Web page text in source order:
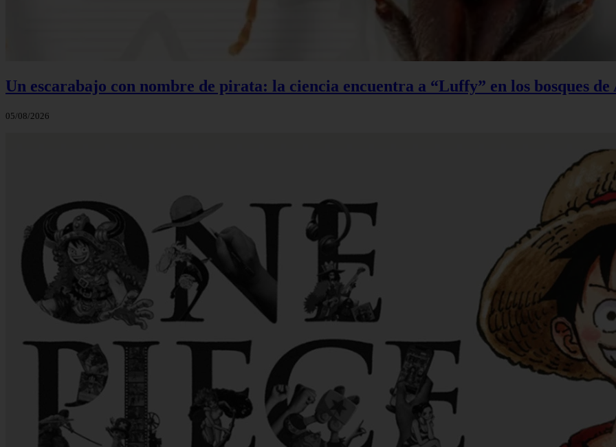
Un escarabajo con nombre de pirata: la ciencia encuentra a “Luffy” en los bosques de
05/08/2026